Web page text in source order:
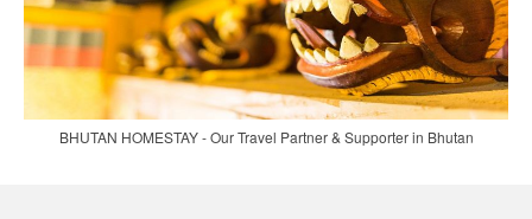
BHUTAN HOMESTAY - Our Travel Partner & Supporter in Bhutan